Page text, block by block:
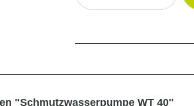
"Schmutzwasserpumpe WT 40"